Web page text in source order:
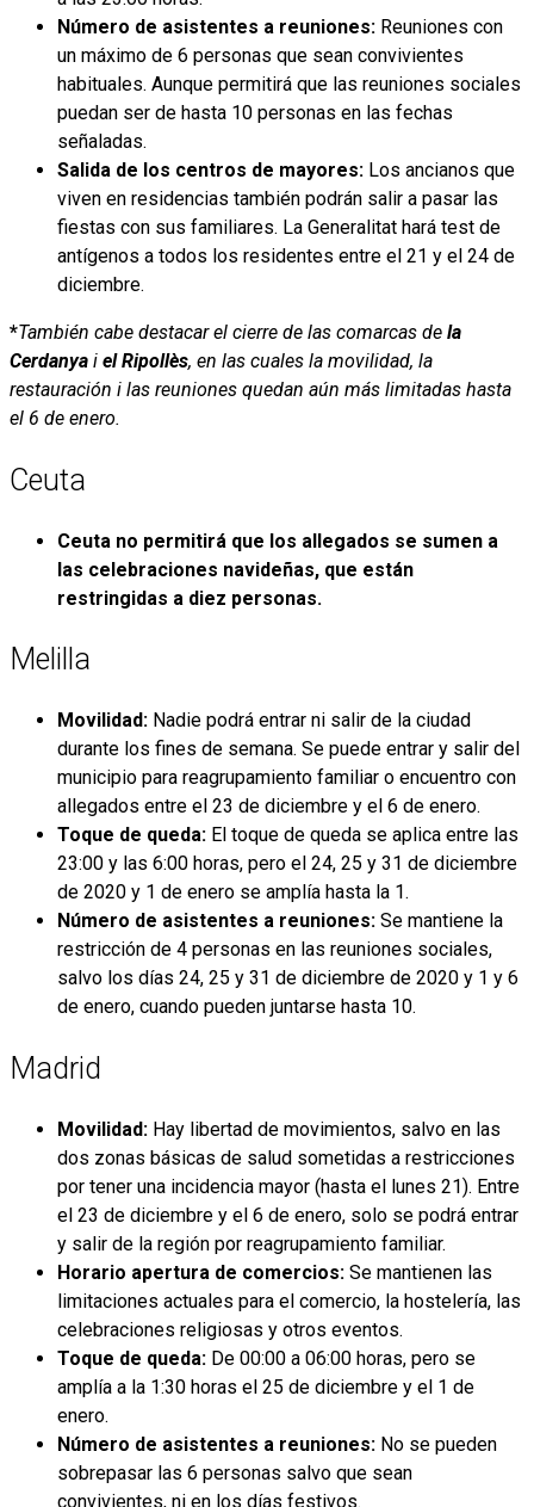
Número de asistentes a reuniones: Reuniones con
un máximo de 6 personas que sean convivientes
habituales. Aunque permitirá que las reuniones sociales
puedan ser de hasta 10 personas en las fechas
señaladas.
Salida de los centros de mayores: Los ancianos que
viven en residencias también podrán salir a pasar las
fiestas con sus familiares. La Generalitat hará test de
antígenos a todos los residentes entre el 21 y el 24 de
diciembre.
*También cabe destacar el cierre de las comarcas de la
Cerdanya i el Ripollès, en las cuales la movilidad, la
restauración i las reuniones quedan aún más limitadas hasta
el 6 de enero.
Ceuta
Ceuta no permitirá que los allegados se sumen a
las celebraciones navideñas, que están
restringidas a diez personas.
Melilla
Movilidad: Nadie podrá entrar ni salir de la ciudad
durante los fines de semana. Se puede entrar y salir del
municipio para reagrupamiento familiar o encuentro con
allegados entre el 23 de diciembre y el 6 de enero.
Toque de queda: El toque de queda se aplica entre las
23:00 y las 6:00 horas, pero el 24, 25 y 31 de diciembre
de 2020 y 1 de enero se amplía hasta la 1.
Número de asistentes a reuniones: Se mantiene la
restricción de 4 personas en las reuniones sociales,
salvo los días 24, 25 y 31 de diciembre de 2020 y 1 y 6
de enero, cuando pueden juntarse hasta 10.
Madrid
Movilidad: Hay libertad de movimientos, salvo en las
dos zonas básicas de salud sometidas a restricciones
por tener una incidencia mayor (hasta el lunes 21). Entre
el 23 de diciembre y el 6 de enero, solo se podrá entrar
y salir de la región por reagrupamiento familiar.
Horario apertura de comercios: Se mantienen las
limitaciones actuales para el comercio, la hostelería, las
celebraciones religiosas y otros eventos.
Toque de queda: De 00:00 a 06:00 horas, pero se
amplía a la 1:30 horas el 25 de diciembre y el 1 de
enero.
Número de asistentes a reuniones: No se pueden
sobrepasar las 6 personas salvo que sean
convivientes, ni en los días festivos.